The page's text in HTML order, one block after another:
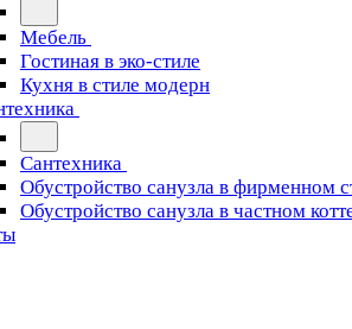
Мебель
Гостиная в эко-стиле
Кухня в стиле модерн
Сантехника
Обустройство санузла в фирменном
Обустройство санузла в частном